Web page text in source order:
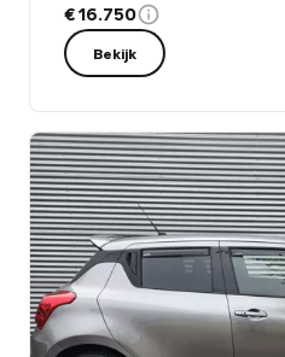
€ 16.750
Bekijk